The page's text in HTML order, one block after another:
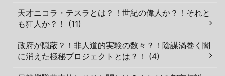
天才ニコラ・テスラとは？！世紀の偉人か？！それと
も狂人か？！ (11)
政府が隠蔽？！非人道的実験の数々？！陰謀渦巻く闇
に消えた極秘プロジェクトとは？！ (4)